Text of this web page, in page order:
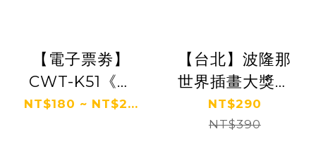
【電子票劵】
CWT-K51《高
雄場》台灣同人
NT$180 ~ NT$2...
【台北】波隆那
世界插畫大獎展
單人票
NT$290
NT$390